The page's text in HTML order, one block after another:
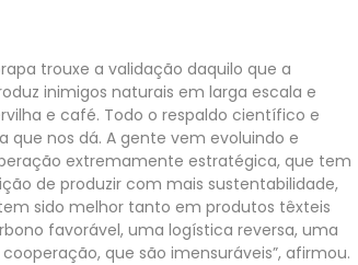
trouxe a validação daquilo que a
inimigos naturais em larga escala e
e café. Todo o respaldo científico e
que nos dá. A gente vem evoluindo e
extremamente estratégica, que tem
de produzir com mais sustentabilidade,
sido melhor tanto em produtos têxteis
favorável, uma logística reversa, uma
que são imensuráveis”, afirmou.